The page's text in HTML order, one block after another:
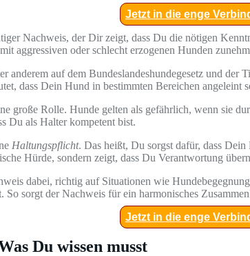
Jetzt in die enge
Nachweis, der Dir zeigt, dass Du die nötigen
aggressiven oder schlecht erzogenen Hunden
anderem auf dem Bundeslandeshundegesetz und
dass Dein Hund in bestimmten Bereichen
große Rolle. Hunde gelten als gefährlich, wenn sie
Du als Halter kompetent bist.
Haltungspflicht. Das heißt, Du sorgst dafür, dass
Hürde, sondern zeigt, dass Du Verantwortung
dabei, richtig auf Situationen wie
sorgt der Nachweis für ein harmonisches
Jetzt in die enge
Du wissen musst